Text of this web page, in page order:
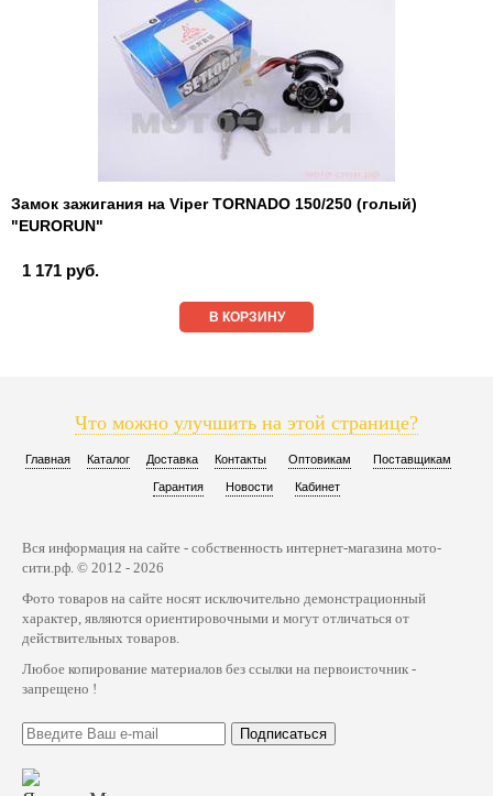
Замок зажигания на Viper TORNADO 150/250 (голый)
"EURORUN"
1 171 руб.
В КОРЗИНУ
Что можно улучшить на этой странице?
Главная Каталог Доставка Контакты Оптовикам Поставщикам
Гарантия Новости Кабинет
Вся информация на сайте - собственность интернет-магазина мото-
сити.рф. © 2012 - 2026
Фото товаров на сайте носят исключительно демонстрационный
характер, являются ориентировочными и могут отличаться от
действительных товаров.
Любое копирование материалов без ссылки на первоисточник -
запрещено !